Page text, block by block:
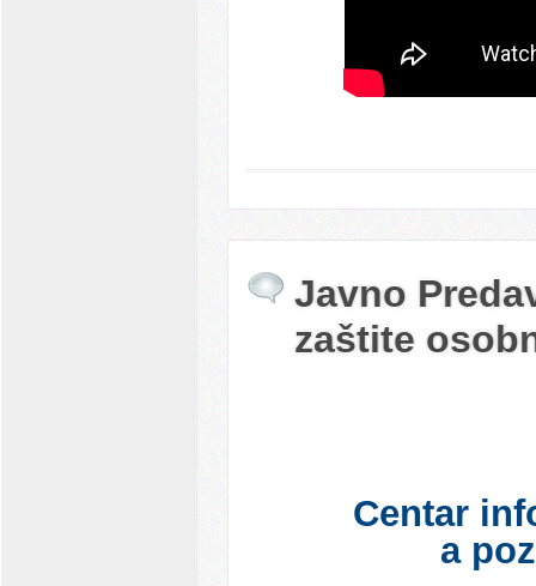
Javno
zaštite
Centar i
a